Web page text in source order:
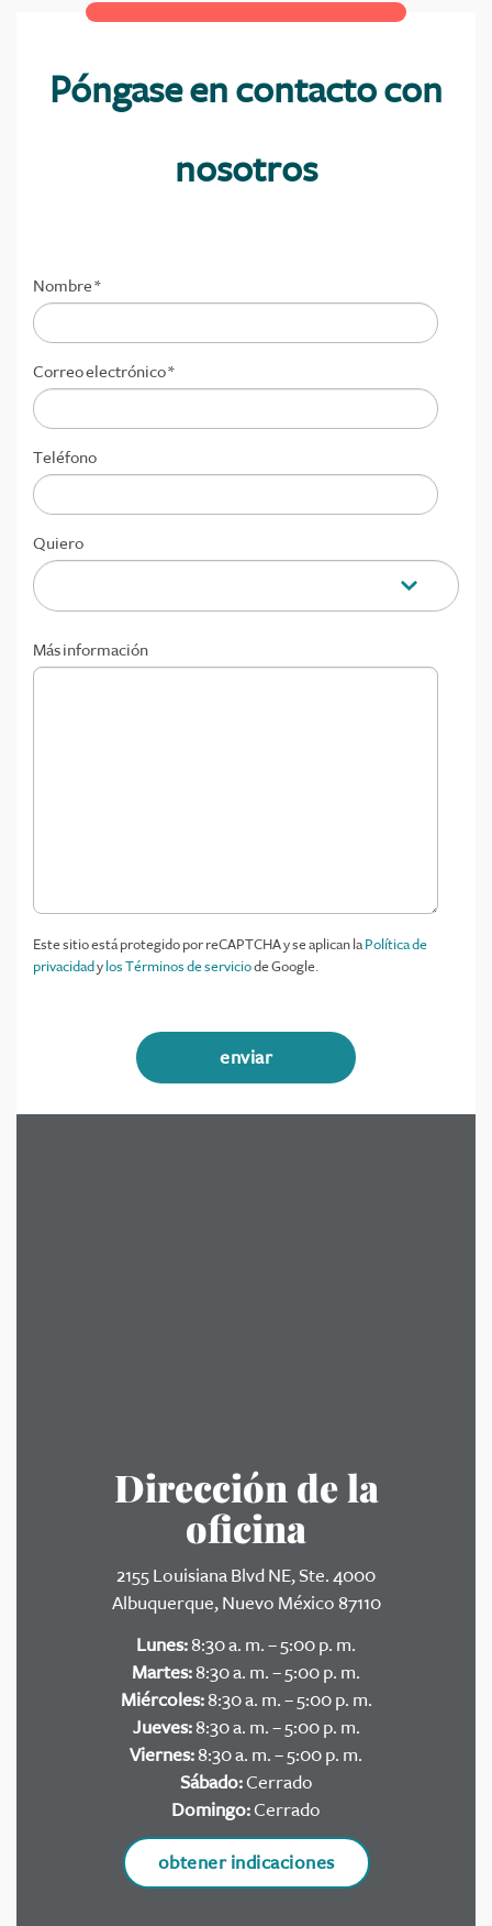
Póngase en contacto con
nosotros
Nombre*
Correo electrónico*
Teléfono
Quiero
Más información
Este sitio está protegido por reCAPTCHA y se aplican laPolítica de
privacidadylos Términos de serviciode Google.
Dirección de la
oficina
2155 Louisiana Blvd NE, Ste. 4000
Albuquerque, Nuevo México 87110
Lunes:8:30 a. m. – 5:00 p. m.
Martes:8:30 a. m. – 5:00 p. m.
Miércoles:8:30 a. m. – 5:00 p. m.
Jueves:8:30 a. m. – 5:00 p. m.
Viernes:8:30 a. m. – 5:00 p. m.
Sábado:Cerrado
Domingo:Cerrado
obtener indicaciones